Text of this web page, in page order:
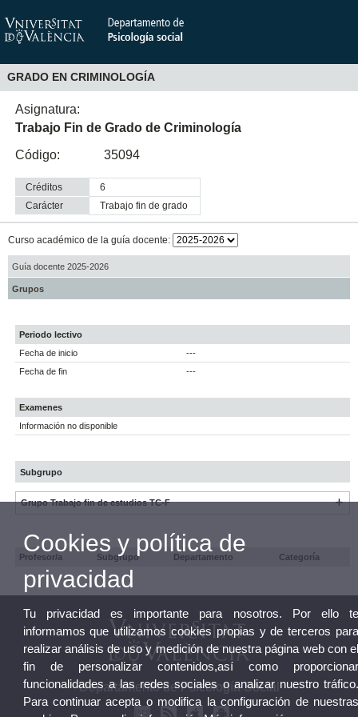
GRADO EN CRIMINOLOGÍA
Asignatura:
Trabajo Fin de Grado de Criminología
Código:
35094
Créditos
6
Carácter
trabajo fin de grado
Curso académico de la guía docente:
Guía docente 2025-2026
Grupos
Periodo lectivo
Fecha de inicio
---
Fecha de fin
---
Examenes
Información no disponible
Subgrupo
Grupo Trabajo fin de estudios TC-F
Profesor/a Subgrupo Departamento Categoría
Departamento de Psicología Social
Cookies y política de
privacidad
Tu privacidad es importante para nosotros. Por ello
informamos que utilizamos cookies propias y de terceros
realizar análisis de uso y medición de nuestra página web con
fin de personalizar contenidos,así como
funcionalidades a las redes sociales o analizar nuestro
Para continuar acepta o modifica la configuración de